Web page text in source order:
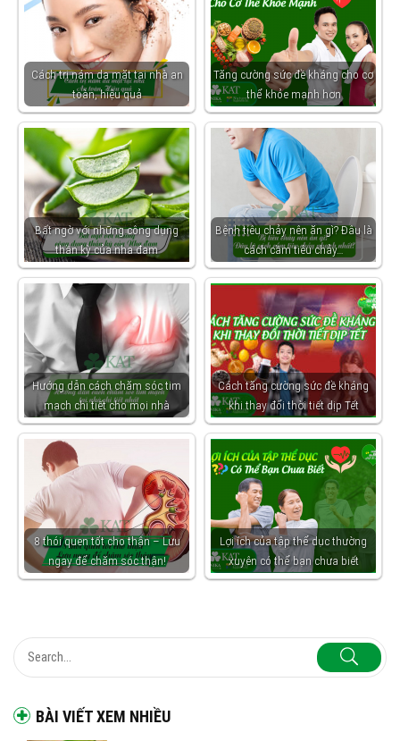
BÀI VIẾT XEM NHIỀU
Cách trị nám da mặt tại nhà an
toàn, hiệu quả
Tăng cường sức đề kháng cho cơ
thể khỏe mạnh hơn
Bất ngờ với những công dụng
thần kỳ của nha đam
Bệnh tiêu chảy nên ăn gì? Đâu là
cách cầm tiêu chảy…
Hướng dẫn cách chăm sóc tim
mạch chi tiết cho mọi nhà
Cách tăng cường sức đề kháng
khi thay đổi thời tiết dịp Tết
8 thói quen tốt cho thận – Lưu
ngay để chăm sóc thận!
Lợi ích của tập thể dục thường
xuyên có thể bạn chưa biết